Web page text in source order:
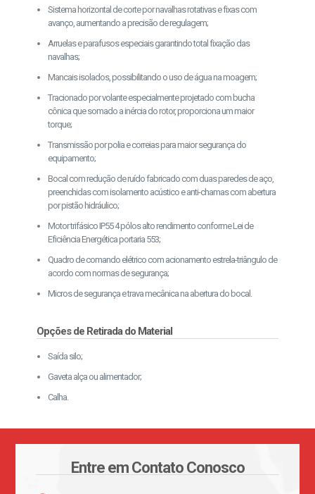
Sistema horizontal de corte por navalhas rotativas e fixas com
avanço, aumentando a precisão de regulagem;
Arruelas e parafusos especiais garantindo total fixação das
navalhas;
Mancais isolados, possibilitando o uso de água na moagem;
Tracionado por volante especialmente projetado com bucha
cônica que somado a inércia do rotor, proporciona um maior
torque;
Transmissão por polia e correias para maior segurança do
equipamento;
Bocal com redução de ruído fabricado com duas paredes de aço,
preenchidas com isolamento acústico e anti-chamas com abertura
por pistão hidráulico;
Motor trifásico IP55 4 pólos alto rendimento conforme Lei de
Eficiência Energética portaria 553;
Quadro de comando elétrico com acionamento estrela-triângulo de
acordo com normas de segurança;
Micros de segurança e trava mecânica na abertura do bocal.
Opções de Retirada do Material
Saída silo;
Gaveta alça ou alimentador;
Calha.
Entre em Contato Conosco